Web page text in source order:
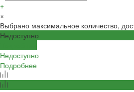
+
×
Выбрано максимальное количество,
Недоступно
Недоступно
Подробнее